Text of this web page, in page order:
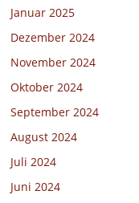
Januar 2025
Dezember 2024
November 2024
Oktober 2024
September 2024
August 2024
Juli 2024
Juni 2024